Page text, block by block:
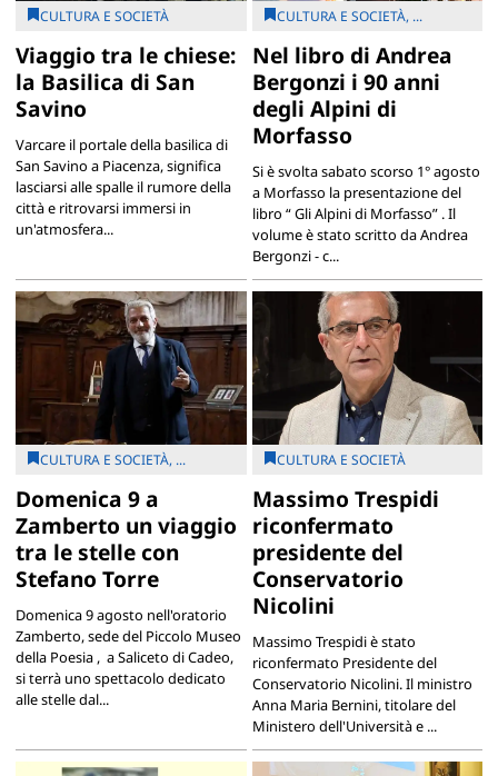
CULTURA E SOCIETÀ
Viaggio tra le chiese:
la Basilica di San
Savino
Varcare il portale della basilica di
San Savino a Piacenza, significa
lasciarsi alle spalle il rumore della
città e ritrovarsi immersi in
un'atmosfera...
CULTURA E SOCIETÀ, ...
Nel libro di Andrea
Bergonzi i 90 anni
degli Alpini di
Morfasso
Si è svolta sabato scorso 1° agosto
a Morfasso la presentazione del
libro “ Gli Alpini di Morfasso” . Il
volume è stato scritto da Andrea
Bergonzi - c...
CULTURA E SOCIETÀ, ...
Domenica 9 a
Zamberto un viaggio
tra le stelle con
Stefano Torre
Domenica 9 agosto nell'oratorio
Zamberto, sede del Piccolo Museo
della Poesia , a Saliceto di Cadeo,
si terrà uno spettacolo dedicato
alle stelle dal...
CULTURA E SOCIETÀ
Massimo Trespidi
riconfermato
presidente del
Conservatorio
Nicolini
Massimo Trespidi è stato
riconfermato Presidente del
Conservatorio Nicolini. Il ministro
Anna Maria Bernini, titolare del
Ministero dell'Università e ...